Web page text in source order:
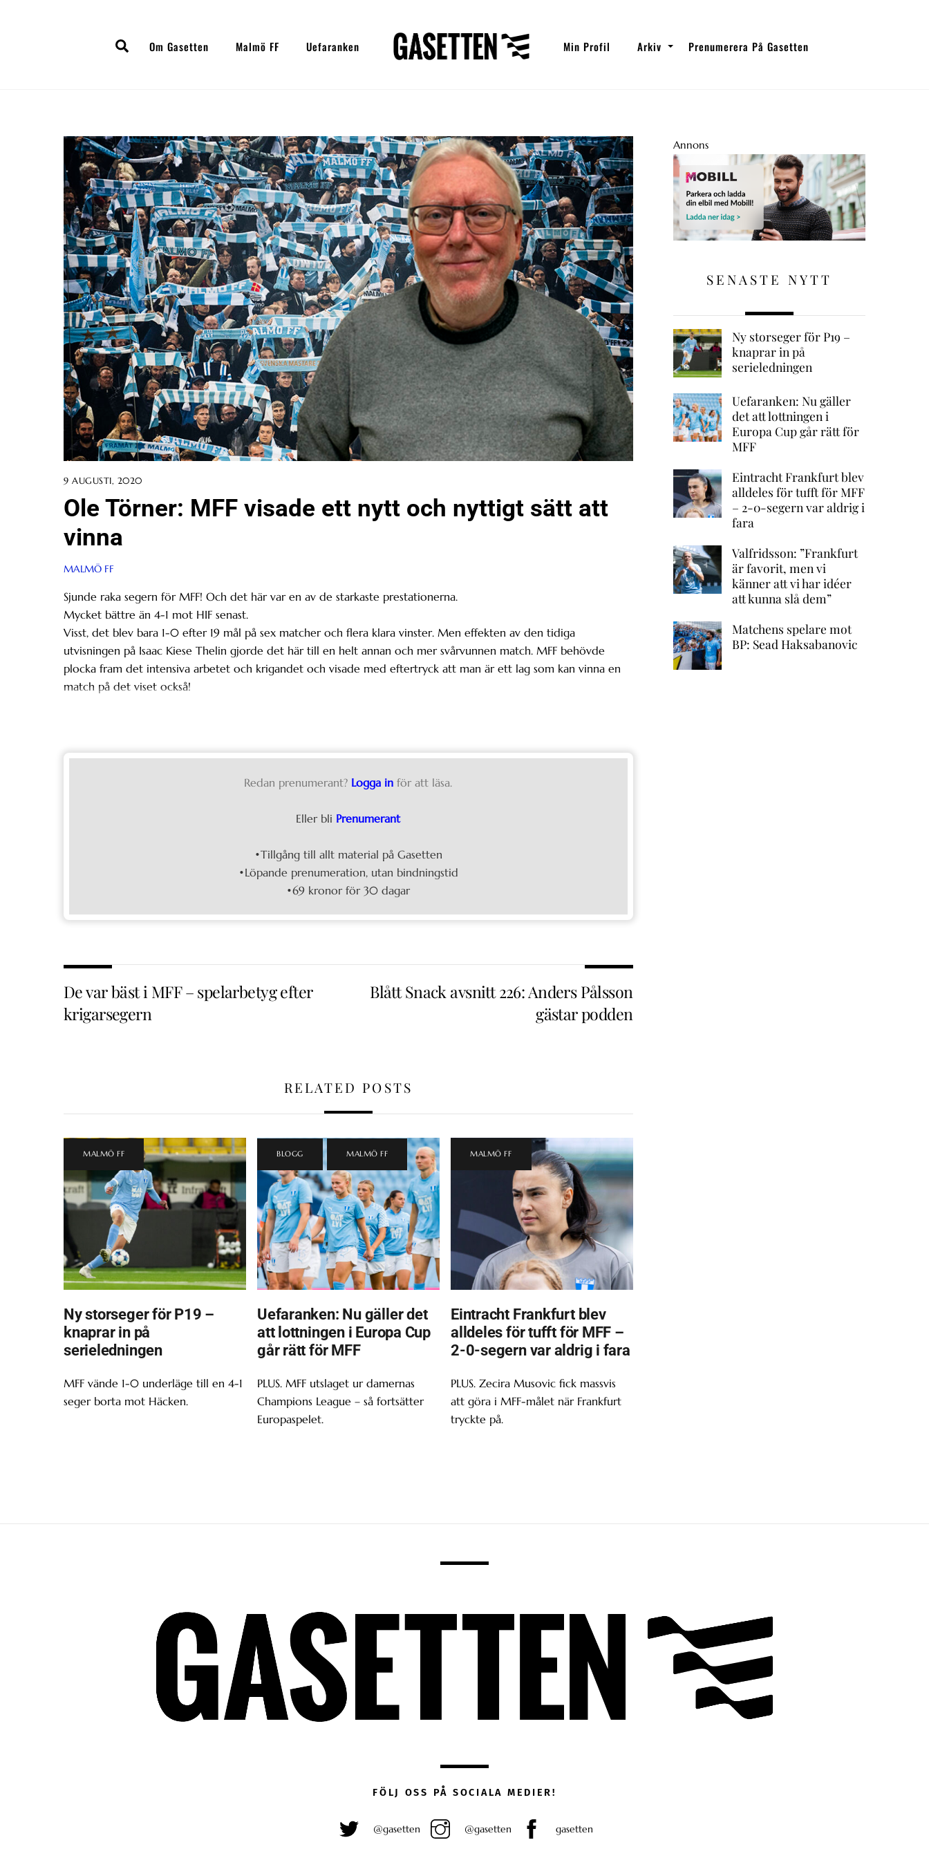
SearchOm Gasetten Malmö FF Uefaranken Min Profil Arkiv Prenumerera På Gasetten
9 AUGUSTI, 2020
Ole Törner: MFF visade ett nytt och nyttigt sätt att
vinna
MALMÖ FF
Sjunde raka segern för MFF! Och det här var en av de starkaste prestationerna.
Mycket bättre än 4-1 mot HIF senast.
Visst, det blev bara 1-0 efter 19 mål på sex matcher och flera klara vinster. Men effekten av den tidiga
utvisningen på Isaac Kiese Thelin gjorde det här till en helt annan och mer svårvunnen match. MFF behövde
plocka fram det intensiva arbetet och krigandet och visade med eftertryck att man är ett lag som kan vinna en
match på det viset också!
Redan prenumerant? Logga in för att läsa.
Eller bli Prenumerant
•Tillgång till allt material på Gasetten
•Löpande prenumeration, utan bindningstid
•69 kronor för 30 dagar
De var bäst i MFF – spelarbetyg efter
krigarsegern
Blått Snack avsnitt 226: Anders Pålsson
gästar podden
RELATED POSTS
MALMÖ FF
Ny storseger för P19 –
knaprar in på
serieledningen
MFF vände 1-0 underläge till en 4-1
seger borta mot Häcken.
BLOGG , MALMÖ FF
Uefaranken: Nu gäller det
att lottningen i Europa Cup
går rätt för MFF
PLUS. MFF utslaget ur damernas
Champions League – så fortsätter
Europaspelet.
MALMÖ FF
Eintracht Frankfurt blev
alldeles för tufft för MFF –
2-0-segern var aldrig i fara
PLUS. Zecira Musovic fick massvis
att göra i MFF-målet när Frankfurt
tryckte på.
Annons
SENASTE NYTT
Ny storseger för P19 –
knaprar in på
serieledningen
Uefaranken: Nu gäller
det att lottningen i
Europa Cup går rätt för
MFF
Eintracht Frankfurt blev
alldeles för tufft för MFF
– 2-0-segern var aldrig i
fara
Valfridsson: ”Frankfurt
är favorit, men vi
känner att vi har idéer
att kunna slå dem”
Matchens spelare mot
BP: Sead Haksabanovic
FÖLJ OSS PÅ SOCIALA MEDIER!
@gasetten @gasetten gasetten